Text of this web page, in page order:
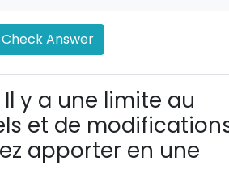
Check Answer
y a une limite au
et de
apporter en une